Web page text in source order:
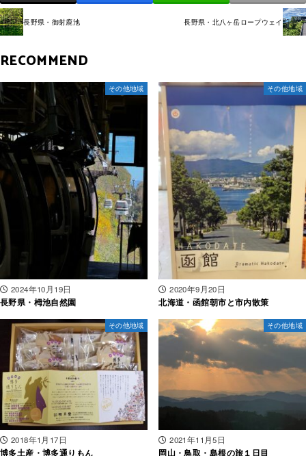
長野県・御射鹿池 長野県・北八ヶ岳ロープウェイ
RECOMMEND
その他地域
2024年10月19日
長野県・栂池自然園
その他地域
2020年9月20日
北海道・函館朝市と市内散策
その他地域
2018年1月17日
博多土産・博多通りもん
その他地域
2021年11月5日
岡山・鳥取・島根の旅１日目